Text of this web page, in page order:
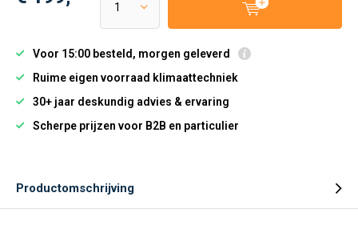
Voor 15:00 besteld, morgen geleverd
Ruime eigen voorraad klimaattechniek
30+ jaar deskundig advies & ervaring
Scherpe prijzen voor B2B en particulier
Productomschrijving